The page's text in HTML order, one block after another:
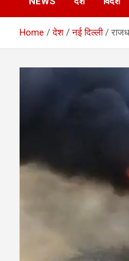
Home देश नई दिल्ली